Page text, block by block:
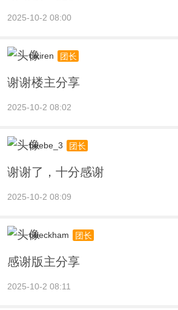
2025-10-2 08:00
cixiren 团长
谢谢楼主分享
2025-10-2 08:02
beebe_3 团长
谢谢了，十分感谢
2025-10-2 08:09
obeckham 团长
感谢版主分享
2025-10-2 08:11